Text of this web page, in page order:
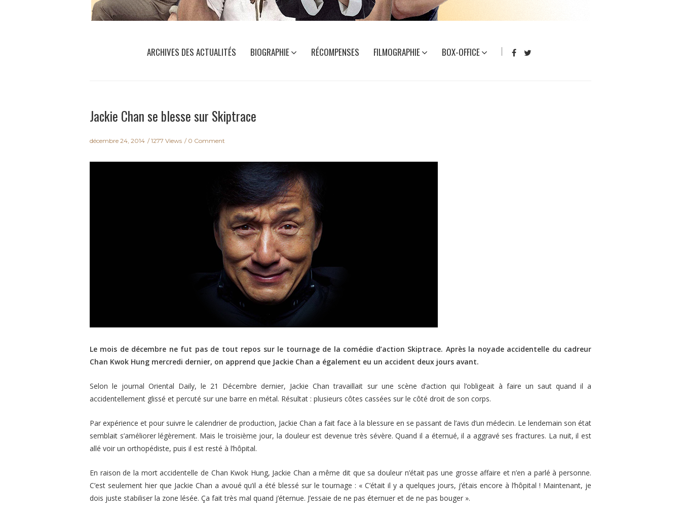
ARCHIVES DES ACTUALITÉS BIOGRAPHIE RÉCOMPENSES FILMOGRAPHIE BOX-OFFICE
Jackie Chan se blesse sur Skiptrace
décembre 24, 2014 1277 Views 0 Comment
Le mois de décembre ne fut pas de tout repos sur le tournage de la comédie d’action Skiptrace. Après la noyade accidentelle du cadreur
Chan Kwok Hung mercredi dernier, on apprend que Jackie Chan a également eu un accident deux jours avant.
Selon le journalOriental Daily, le 21 Décembre dernier, Jackie Chan travaillait sur une scène d’action qui l’obligeait à faire un saut quand il a
accidentellement glissé et percuté sur une barre en métal. Résultat : plusieurs côtes cassées sur le côté droit de son corps.
Par expérience et pour suivre le calendrier de production, Jackie Chan a fait face à la blessure en se passant de l’avis d’un médecin. Le lendemain son état
semblait s’améliorer légèrement. Mais le troisième jour, la douleur est devenue très sévère. Quand il a éternué, il a aggravé ses fractures. La nuit, il est
allé voir un orthopédiste, puis il est resté à l’hôpital.
En raison de la mort accidentelle de Chan Kwok Hung, Jackie Chan a même dit que sa douleur n’était pas une grosse affaire et n’en a parlé à personne.
C’est seulement hier que Jackie Chan a avoué qu’il a été blessé sur le tournage : « C’était il y a quelques jours, j’étais encore à l’hôpital ! Maintenant, je
dois juste stabiliser la zone lésée. Ça fait très mal quand j’éternue. J’essaie de ne pas éternuer et de ne pas bouger ».